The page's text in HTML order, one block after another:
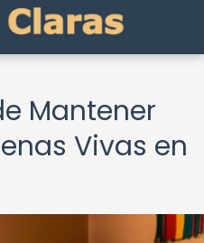
Mantener
Vivas en